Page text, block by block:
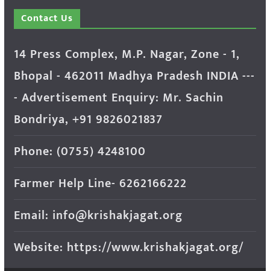
Contact Us
14 Press Complex, M.P. Nagar, Zone - 1,
Bhopal - 462011 Madhya Pradesh INDIA ---
- Advertisement Enquiry: Mr. Sachin
Bondriya, +91 9826021837
Phone: (0755) 4248100
Farmer Help Line- 6262166222
Email: info@krishakjagat.org
Website: https://www.krishakjagat.org/